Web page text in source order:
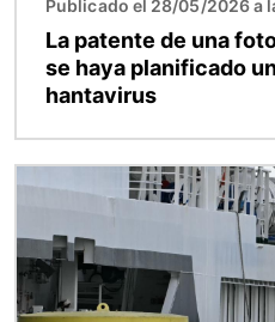
Publicado el 28/05/2026 a
La patente de una
se haya planificado
hantavirus
Imagen